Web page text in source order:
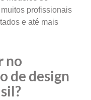
profissionais
e até mais
no
de design